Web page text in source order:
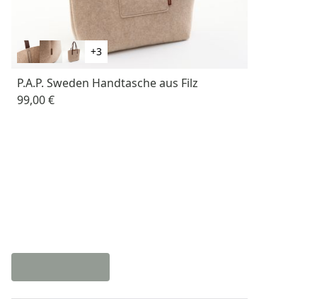
+3
P.A.P. Sweden Handtasche aus Filz
99,00 €